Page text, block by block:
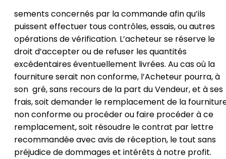
sements concernés par la commande afin qu’ils
puissent effectuer tous contrôles, essais, ou autres
opérations de vérification. L’acheteur se réserve le
droit d’accepter ou de refuser les quantités
excédentaires éventuellement livrées. Au cas où la
fourniture serait non conforme, l’Acheteur pourra, à
son gré, sans recours de la part du Vendeur, et à ses
frais, soit demander le remplacement de la
non conforme ou procéder ou faire procéder à ce
remplacement, soit résoudre le contrat par lettre
recommandée avec avis de réception, le tout sans
préjudice de dommages et intérêts à notre profit.